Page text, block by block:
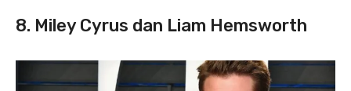
8. Miley Cyrus dan Liam Hemsworth